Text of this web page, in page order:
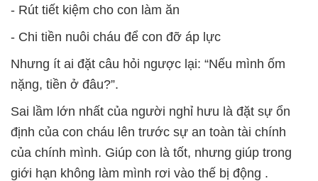
- Rút tiết kiệm cho con làm ăn
- Chi tiền nuôi cháu để con đỡ áp lực
Nhưng ít ai đặt câu hỏi ngược lại: “Nếu mình ốm
nặng, tiền ở đâu?”.
Sai lầm lớn nhất của người nghỉ hưu là đặt sự ổn
định của con cháu lên trước sự an toàn tài chính
của chính mình. Giúp con là tốt, nhưng giúp trong
giới hạn không làm mình rơi vào thế bị động .